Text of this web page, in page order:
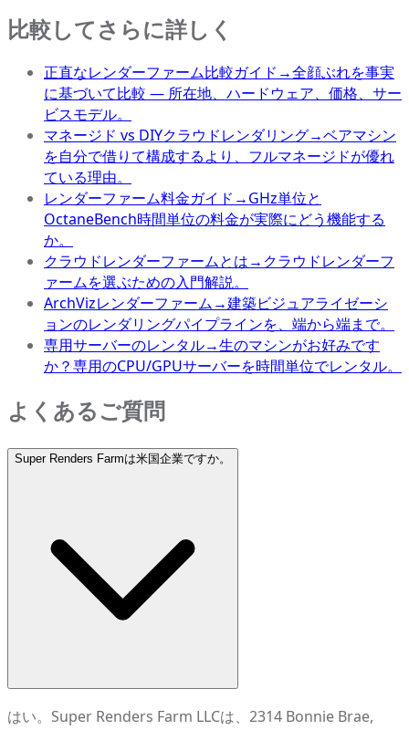
比較してさらに詳しく
正直なレンダーファーム比較ガイド →全顔ぶれを事実
に基づいて比較 — 所在地、ハードウェア、価格、サー
ビスモデル。
マネージド vs DIYクラウドレンダリング→ベアマシン
を自分で借りて構成するより、フルマネージドが優れ
ている理由。
レンダーファーム料金ガイド →GHz単位と
OctaneBench時間単位の料金が実際にどう機能する
か。
クラウドレンダーファームとは→ クラウドレンダーフ
ァームを選ぶための入門解説。
ArchVizレンダーファーム→建築ビジュアライゼーシ
ョンのレンダリングパイプラインを、端から端まで。
専用サーバーのレンタル→生のマシンがお好みです
か？専用のCPU/GPUサーバーを時間単位でレンタル。
よくあるご質問
Super Renders Farmは米国企業ですか。
はい。Super Renders Farm LLCは、2314 Bonnie Brae,